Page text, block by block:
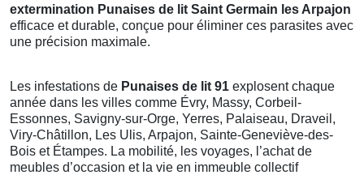
extermination Punaises de lit Saint Germain les Arpajon
efficace et durable, conçue pour éliminer ces parasites avec
une précision maximale.
Les infestations de Punaises de lit 91 explosent chaque
année dans les villes comme Évry, Massy, Corbeil-
Essonnes, Savigny-sur-Orge, Yerres, Palaiseau, Draveil,
Viry-Châtillon, Les Ulis, Arpajon, Sainte-Geneviève-des-
Bois et Étampes. La mobilité, les voyages, l’achat de
meubles d’occasion et la vie en immeuble collectif